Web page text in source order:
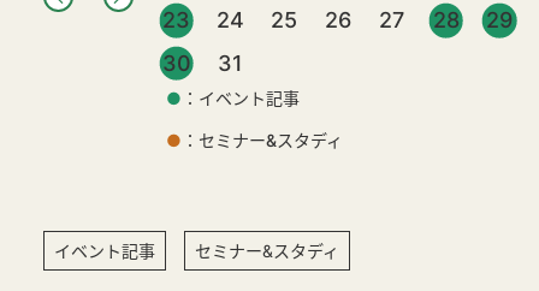
23
24 25 26 27 28
29
30
31
● ：イベント記事
● ：セミナー&スタディ
イベント記事 セミナー&スタディ